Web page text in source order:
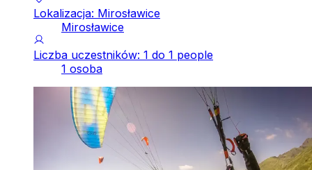
Lokalizacja: Mirosławice
Mirosławice
Liczba uczestników: 1 do 1 people
1 osoba